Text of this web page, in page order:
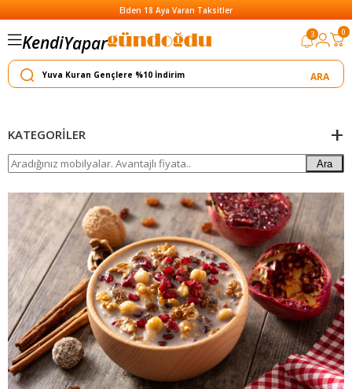
Elden 18 Aya Varan Taksitler
KendiYapar
Satar
3 0
KATEGORILER
Ara